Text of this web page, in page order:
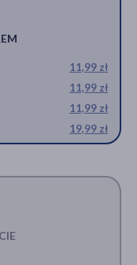
11,99 zł
11,99 zł
11,99 zł
19,99 zł